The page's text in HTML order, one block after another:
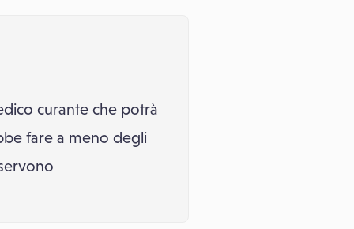
curante che potrà
fare a meno degli